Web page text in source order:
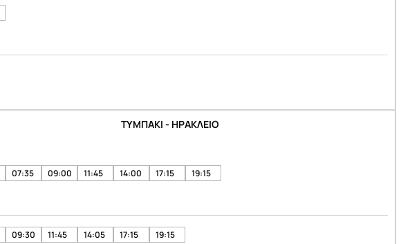
ΤΥΜΠΑΚΙ - ΗΡΑΚΛΕΙΟ
07:35 09:00 11:45 14:00 17:15 19:15
09:30 11:45 14:05 17:15 19:15